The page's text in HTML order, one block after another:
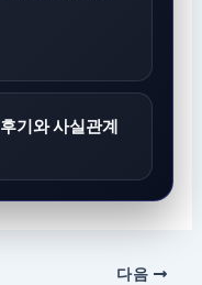
기와 사실관계
다음